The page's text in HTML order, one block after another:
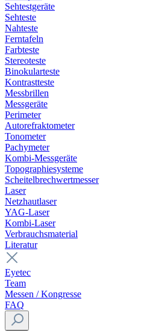
Sehtestgeräte
Sehteste
Nahteste
Ferntafeln
Farbteste
Stereoteste
Binokularteste
Kontrastteste
Messbrillen
Messgeräte
Perimeter
Autorefraktometer
Tonometer
Pachymeter
Kombi-Messgeräte
Topographiesysteme
Scheitelbrechwertmesser
Laser
Netzhautlaser
YAG-Laser
Kombi-Laser
Verbrauchsmaterial
Literatur
Eyetec
Team
Messen / Kongresse
FAQ